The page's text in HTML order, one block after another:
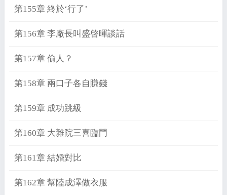
第155章 終於‘行了’
第156章 李廠長叫盛啓暉談話
第157章 偷人？
第158章 兩口子各自賺錢
第159章 成功跳級
第160章 大雜院三喜臨門
第161章 結婚對比
第162章 幫陸成澤做衣服